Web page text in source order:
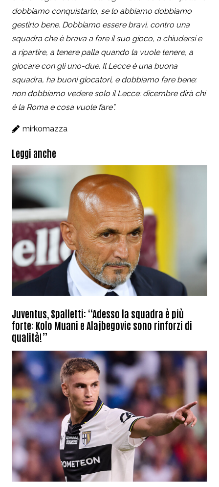
dobbiamo conquistarlo, se lo abbiamo dobbiamo
gestirlo bene. Dobbiamo essere bravi, contro una
squadra che è brava a fare il suo gioco, a chiudersi e
a ripartire, a tenere palla quando la vuole tenere, a
giocare con gli uno-due. Il Lecce è una buona
squadra, ha buoni giocatori, e dobbiamo fare bene:
non dobbiamo vedere solo il Lecce: dicembre dirà chi
è la Roma e cosa vuole fare”.
mirkomazza
Leggi anche
Juventus, Spalletti: “Adesso la squadra è più
forte: Kolo Muani e Alajbegovic sono rinforzi di
qualità!”